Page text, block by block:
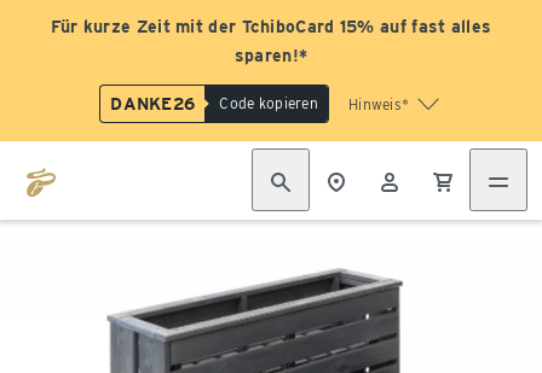
Für kurze Zeit mit der TchiboCard 15% auf fast alles
sparen!*
DANKE26 Code kopieren Hinweis*